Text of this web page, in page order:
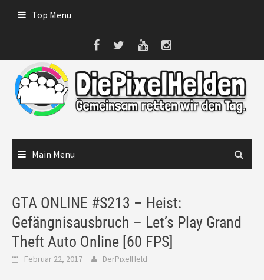
Top Menu
Main Menu
GTA ONLINE #S213 – Heist:
Gefängnisausbruch – Let’s Play Grand
Theft Auto Online [60 FPS]
Februar 22, 2017 DerPixelHeld